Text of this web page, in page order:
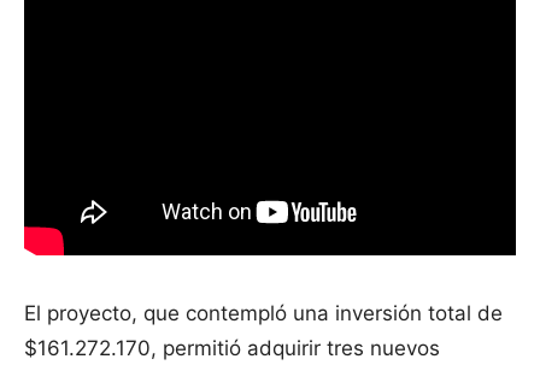
El proyecto, que contempló una inversión total de
$161.272.170, permitió adquirir tres nuevos